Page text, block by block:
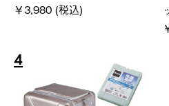
￥3,980 (税込)
4